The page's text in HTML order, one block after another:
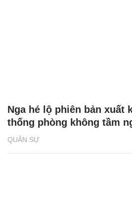
QUÂN SỰ
Nga hé lộ phiên bản xuất
thống phòng không tầm